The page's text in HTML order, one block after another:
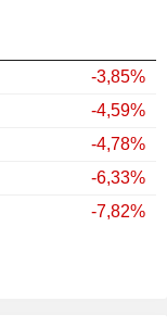
-3,85%
-4,59%
-4,78%
-6,33%
-7,82%